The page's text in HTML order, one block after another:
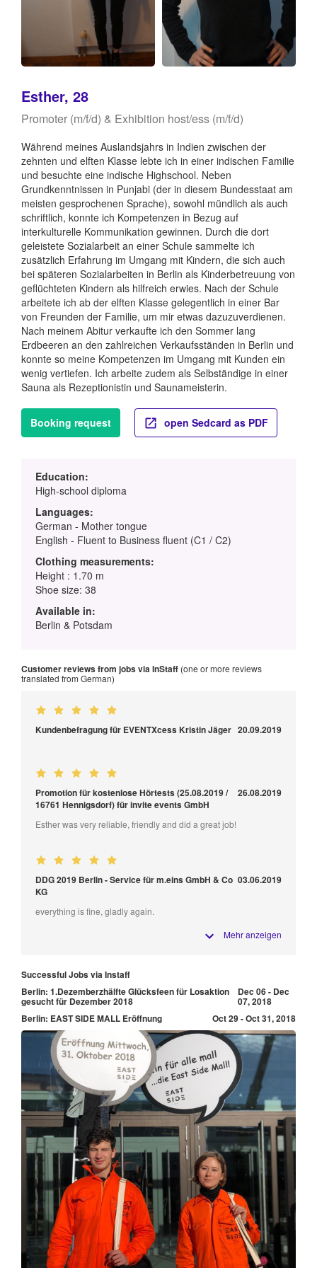
Esther, 28
Promoter (m/f/d) & Exhibition host/ess (m/f/d)
Während meines Auslandsjahrs in Indien zwischen der
zehnten und elften Klasse lebte ich in einer indischen Familie
und besuchte eine indische Highschool. Neben
Grundkenntnissen in Punjabi (der in diesem Bundesstaat am
meisten gesprochenen Sprache), sowohl mündlich als auch
schriftlich, konnte ich Kompetenzen in Bezug auf
interkulturelle Kommunikation gewinnen. Durch die dort
geleistete Sozialarbeit an einer Schule sammelte ich
zusätzlich Erfahrung im Umgang mit Kindern, die sich auch
bei späteren Sozialarbeiten in Berlin als Kinderbetreuung von
geflüchteten Kindern als hilfreich erwies. Nach der Schule
arbeitete ich ab der elften Klasse gelegentlich in einer Bar
von Freunden der Familie, um mir etwas dazuzuverdienen.
Nach meinem Abitur verkaufte ich den Sommer lang
Erdbeeren an den zahlreichen Verkaufsständen in Berlin und
konnte so meine Kompetenzen im Umgang mit Kunden ein
wenig vertiefen. Ich arbeite zudem als Selbständige in einer
Sauna als Rezeptionistin und Saunameisterin.
Booking request open Sedcard as PDF
Education:
High-school diploma
Languages:
German - Mother tongue
English - Fluent to Business fluent (C1 / C2)
Clothing measurements:
Height : 1.70 m
Shoe size: 38
Available in:
Berlin & Potsdam
Customer reviews from jobs via InStaff (one or more reviews
translated from German)
Kundenbefragung für EVENTXcess Kristin Jäger 20.09.2019
Promotion für kostenlose Hörtests (25.08.2019 /
16761 Hennigsdorf) für invite events GmbH
26.08.2019
Esther was very reliable, friendly and did a great job!
DDG 2019 Berlin - Service für m.eins GmbH & Co
KG
03.06.2019
everything is fine, gladly again.
Mehr anzeigen
Successful Jobs via Instaff
Berlin: 1.Dezemberzhälfte Glücksfeen für Losaktion
gesucht für Dezember 2018
Dec 06 - Dec
07, 2018
Berlin: EAST SIDE MALL Eröffnung
Oct 29 - Oct 31, 2018